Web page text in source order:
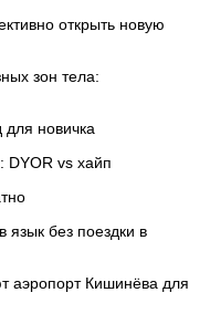
открыть новую
зон тела:
для новичка
DYOR vs хайп
язык без поездки в
аэропорт Кишинёва для